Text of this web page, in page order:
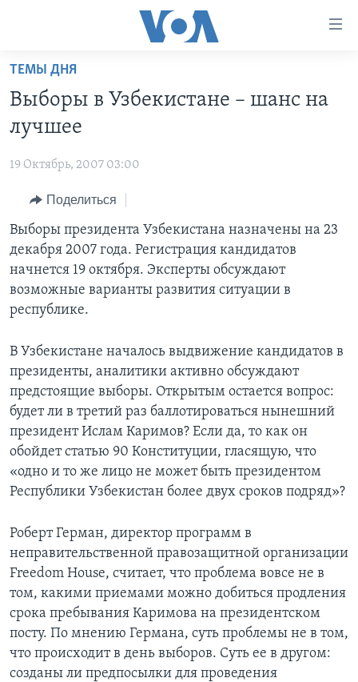
Перейти
основной
контент
Перейти
навигации
Перейти
поиск
ГЛАВНОЕ
ПРОГРАММЫ
НОВОСТИ ЗА МИНУТУ
ИТОГИ
ПОЧЕМУ ЭТО ВАЖНО?
ДИСКУССИЯ VOA
ДЕТАЛИ
НЬЮ-ЙОРК NEW YORK
АМЕРИКА. БОЛЬШОЕ ПУТЕШЕСТВИЕ
ПРОЕКТЫ
УЧИМ АНГЛИЙСКИЙ
НАША АМЕРИКАНСКАЯ ИСТОРИЯ
А КАК В АМЕРИКЕ?
АРТЕФАКТЫ
АМЕРИКАНСКИЕ ГОРОДКИ
ТЕСТЫ
ЭКСПЕРТИЗА
ИНТЕРВЬЮ
ФАКТЫ ПРОТИВ ФЕЙКОВ
ЗА СВОБОДУ ПРЕССЫ
УЧИМ АНГЛИЙСКИЙ
ВИДЕО
ПОДПИСКА НА НОВОСТИ
Learning English
СОЦИАЛЬНЫЕ СЕТИ
ТЕМЫ ДНЯ
Выборы в Узбекистане – шанс на
лучшее
19 Октябрь, 2007 03:00
Поделиться
Выборы президента Узбекистана назначены на 23
декабря 2007 года. Регистрация кандидатов
начнется 19 октября. Эксперты обсуждают
возможные варианты развития ситуации в
республике.
В Узбекистане началось выдвижение кандидатов в
президенты, аналитики активно обсуждают
предстоящие выборы. Открытым остается вопрос:
будет ли в третий раз баллотироваться нынешний
президент Ислам Каримов? Если да, то как он
обойдет статью 90 Конституции, гласящую, что
«одно и то же лицо не может быть президентом
Республики Узбекистан более двух сроков подряд»?
Роберт Герман, директор программ в
неправительственной правозащитной организации
Freedom House, считает, что проблема вовсе не в
том, какими приемами можно добиться продления
срока пребывания Каримова на президентском
посту. По мнению Германа, cуть проблемы не в том,
что происходит в день выборов. Суть ее в другом:
созданы ли предпосылки для проведения